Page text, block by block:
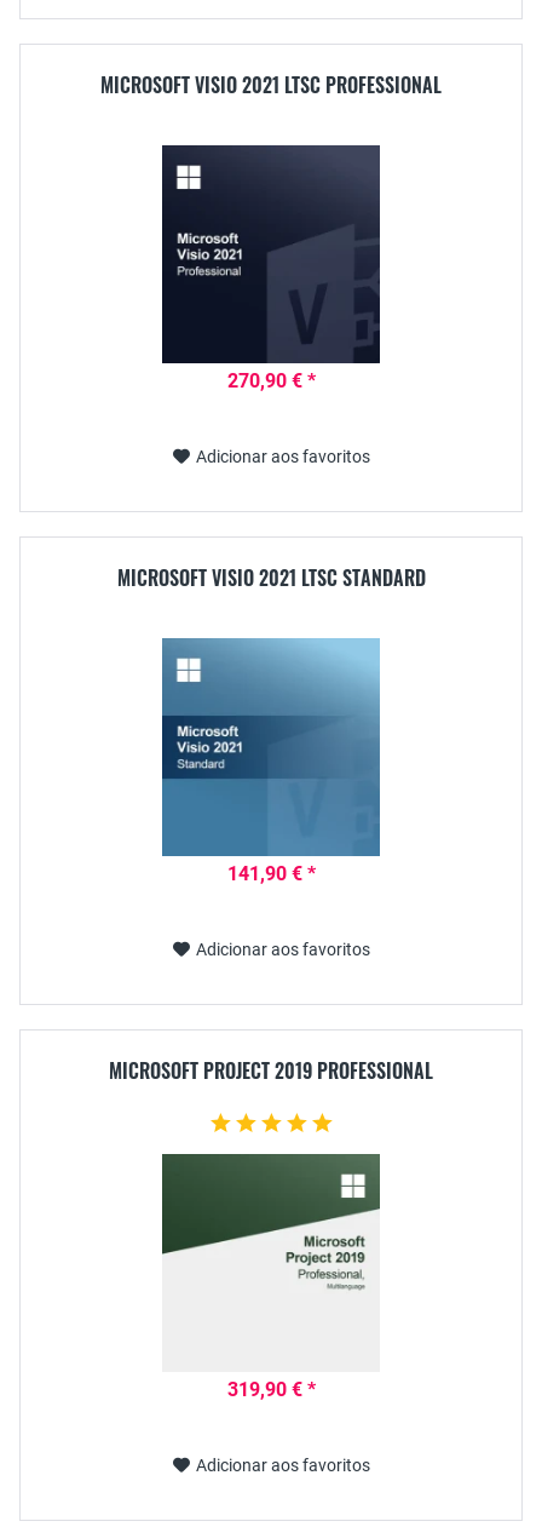
MICROSOFT VISIO 2021 LTSC PROFESSIONAL
270,90 € *
Adicionar aos favoritos
MICROSOFT VISIO 2021 LTSC STANDARD
141,90 € *
Adicionar aos favoritos
MICROSOFT PROJECT 2019 PROFESSIONAL
319,90 € *
Adicionar aos favoritos